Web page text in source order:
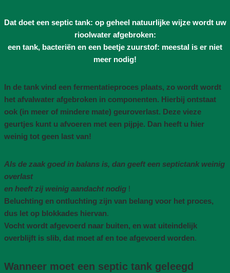
Dat doet een septic tank: op geheel natuurlijke wijze wordt uw
rioolwater afgebroken:
een tank, bacteriën en een beetje zuurstof: meestal is er niet
meer nodig!
In de tank vind een fermentatieproces plaats, zo wordt wordt
het afvalwater afgebroken in componenten. Hierbij ontstaat
ook (in meer of mindere mate) geuroverlast. Deze vieze
geurtjes kunt u afvoeren met een pijpje. Dan heeft u hier
weinig tot geen last van!
Als de zaak goed in balans is, dan geeft een septictank weinig
overlast
en heeft zij weinig aandacht nodig !
Beluchting en ontluchting zijn van belang voor het proces,
dus let op blokkades hiervan.
Vocht wordt afgevoerd naar buiten, en wat uiteindelijk
overblijft is slib, dat moet af en toe afgevoerd worden.
Wanneer moet een septic tank geleegd